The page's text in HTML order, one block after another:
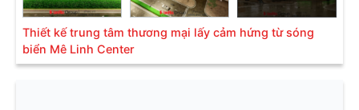
Thiết kế trung tâm thương mại lấy cảm hứng từ sóng
biển Mê Linh Center